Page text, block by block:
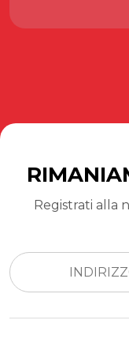
Registrati alla